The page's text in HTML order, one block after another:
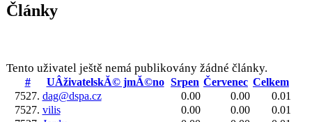
Články
Tento uživatel ještě nemá publikovány žádné články.
# UÂživatelskĂ© jmĂ©no Srpen Červenec Celkem
7527. dag@dspa.cz 0.00 0.00
0.01
7527. vilis 0.00 0.00
0.01